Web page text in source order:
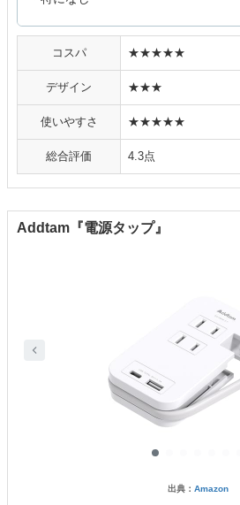
コスパ ★★★★★
デザイン ★★★
使いやすさ ★★★★★
総合評価 4.3点
Addtam『電源タップ』
出典： Amazon